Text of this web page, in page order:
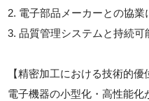
2. 電子部品メーカーとの協
3. 品質管理システムと持続可
【精密加工における技術的優
電子機器の小型化・高性能